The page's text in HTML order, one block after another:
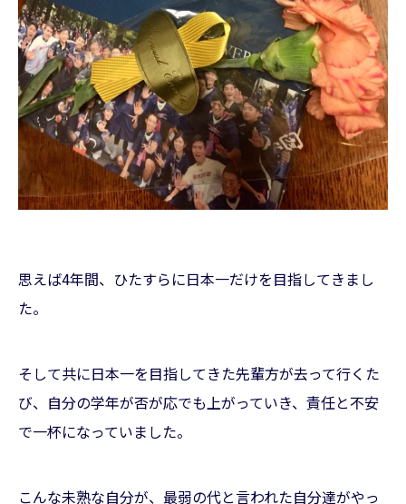
思えば4年間、ひたすらに日本一だけを目指してきまし
た。
そして共に日本一を目指してきた先輩方が去って行くた
び、自分の学年が否が応でも上がっていき、責任と不安
で一杯になっていました。
こんな未熟な自分が、最弱の代と言われた自分達がやっ